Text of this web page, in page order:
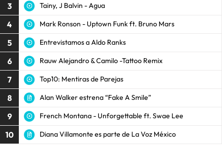
3 Tainy, J Balvin - Agua
4 Mark Ronson - Uptown Funk ft. Bruno Mars
5 Entrevistamos a Aldo Ranks
6 Rauw Alejandro & Camilo -Tattoo Remix
7 Top10: Mentiras de Parejas
8 Alan Walker estrena “Fake A Smile”
9 French Montana - Unforgettable ft. Swae Lee
10 Diana Villamonte es parte de La Voz México